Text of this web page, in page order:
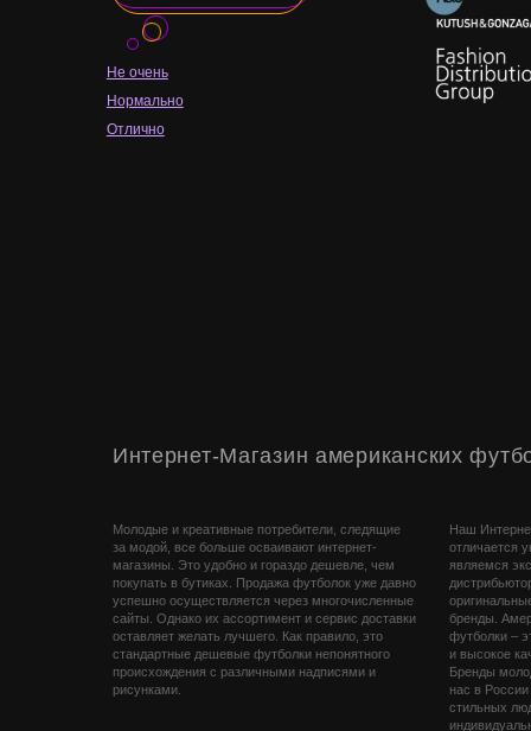
Не очень
Нормально
Отлично
Интернет-Магазин американских
Молодые и креативные потребители, следящие
за модой, все больше осваивают интернет-
магазины. Это удобно и гораздо дешевле, чем
покупать в бутиках. Продажа футболок уже давно
успешно осуществляется через многочисленные
сайты. Однако их ассортимент и сервис доставки
оставляет желать лучшего. Как правило, это
стандартные дешевые футболки непонятного
происхождения с различными надписями и
рисунками.
Наш
отличается
являемся
бренды.
футболки –
и высокое
Бренды
нас в
стильных